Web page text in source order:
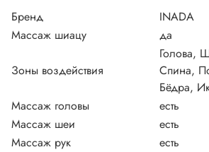
Бренд
INADA
Массаж шиацу
да
Зоны воздействия
Голова,
Спина,
Бёдра,
Массаж головы
есть
Массаж шеи
есть
Массаж рук
есть